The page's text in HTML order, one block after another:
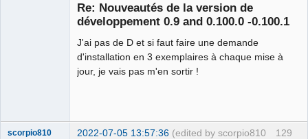
Re: Nouveautés de la version de
développement 0.9 and 0.100.0 -0.100.1
J'ai pas de D et si faut faire une demande
d'installation en 3 exemplaires à chaque mise à
jour, je vais pas m'en sortir !
129
scorpio810 2022-07-05 13:57:36 (edited by scorpio810